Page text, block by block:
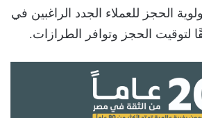
الحجز للعملاء الجدد الراغبين في
لتوقيت الحجز وتوافر الطرازات.